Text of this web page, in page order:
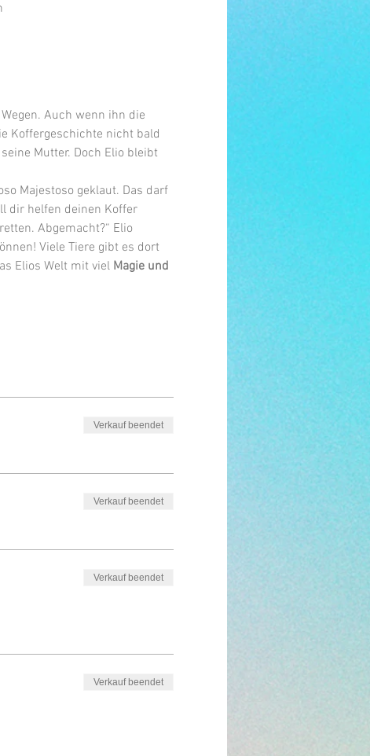
Auch wenn ihn die
Koffergeschichte nicht bald
Mutter. Doch Elio bleibt
Majestoso geklaut. Das darf
dir helfen deinen Koffer
Abgemacht?“ Elio
Viele Tiere gibt es dort
Elios Welt mit viel Magie und
Verkauf beendet
Verkauf beendet
Verkauf beendet
Verkauf beendet